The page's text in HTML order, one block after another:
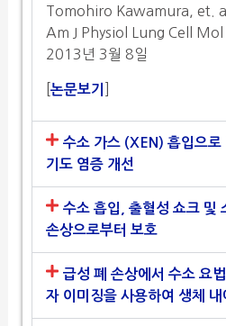
Tomohiro Kawamura, et.
Am J Physiol Lung Cell Mol
2013년 3월 8일
논문보기
수소 가스 (XEN) 흡입으로
기도 염증 개선
수소 흡입, 출혈성 쇼크 및
손상으로부터 보호
급성 폐 손상에서 수소 요
자 이미징을 사용하여 생체